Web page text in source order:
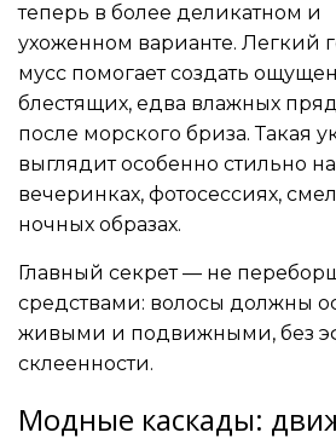
теперь в более деликатном и
ухоженном варианте. Легкий
мусс помогает создать
блестящих, едва влажных
после морского бриза. Такая
выглядит особенно стильно на
вечеринках, фотосессиях,
ночных образах.
Главный секрет — не
средствами: волосы должны
живыми и подвижными, без
склеенности.
Модные каскады: